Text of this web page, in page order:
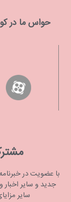
حواس ما در
با عضویت در
جدید و سایر اخبار
سایر